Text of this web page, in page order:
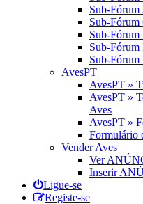
Sub-Fórum
Sub-Fórum
Sub-Fórum
Sub-Fórum
Sub-Fórum
AvesPT
AvesPT »
AvesPT »
Aves
AvesPT »
Formulário
Vender Aves
Ver
Inserir
Ligue-se
Registe-se